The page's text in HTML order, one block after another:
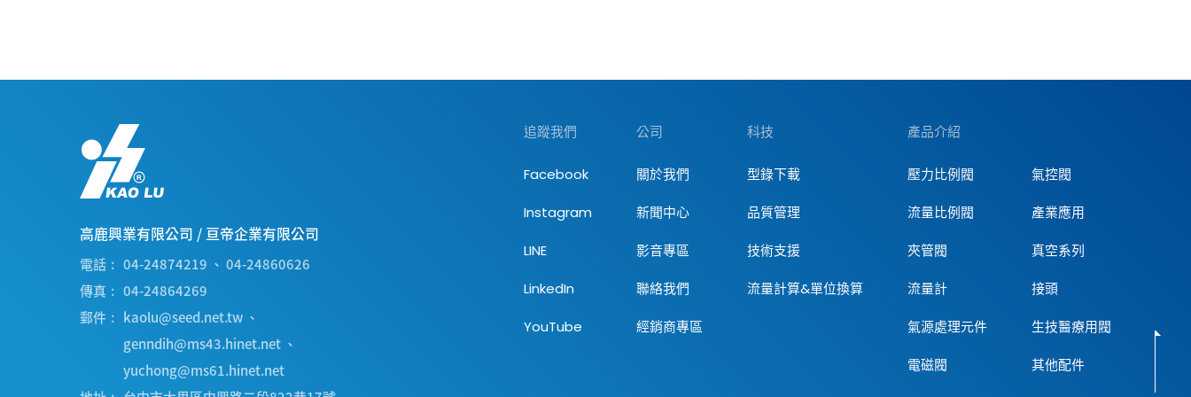
高鹿興業有限公司 / 亘帝企業有限公司
電話 04-24874219 、 04-24860626
傳真
04-24864269
郵件
kaolu@seed.net.tw 、
genndih@ms43.hinet.net 、
yuchong@ms61.hinet.net
追蹤我們
Facebook
Instagram
LINE
LinkedIn
YouTube
公司
關於我們
新聞中心
影音專區
聯絡我們
經銷商專區
科技
型錄下載
品質管理
技術支援
流量計算&單位換算
產品介紹
壓力比例閥
流量比例閥
夾管閥
流量計
氣源處理元件
電磁閥
氣控閥
產業應用
真空系列
接頭
生技醫療用閥
其他配件